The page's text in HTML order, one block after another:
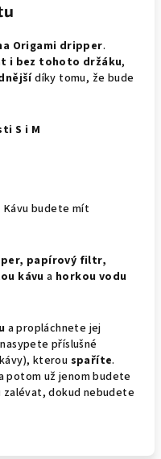
Origami dripper.
i bez tohoto držáku,
díky tomu, že bude
S i M
Kávu budete mít
papírový filtr,
kávu a horkou vodu
a propláchnete jej
příslušné
kterou spaříte.
potom už jenom budete
zalévat, dokud nebudete